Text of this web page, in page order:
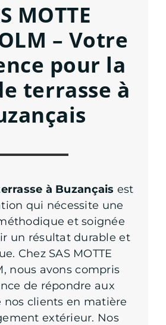
MOTTE
– Votre
pour la
terrasse à
à Buzançais est
qui nécessite une
et soignée
un résultat durable et
Chez SAS MOTTE
nous avons compris
de répondre aux
nos clients en matière
extérieur. Nos